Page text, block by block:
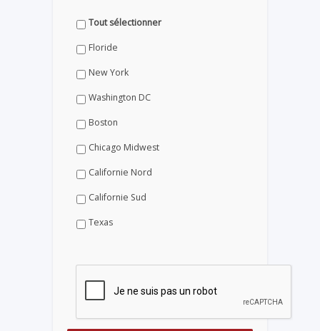
Tout sélectionner
Floride
New York
Washington DC
Boston
Chicago Midwest
Californie Nord
Californie Sud
Texas